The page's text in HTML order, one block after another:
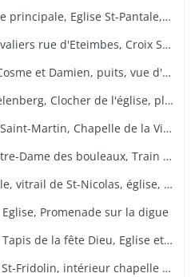
Eteimbes : vue depuis la rue principale, Eglise St-Pantale, maison alsacienne
Bretten : Eglise St-Rémy, cavaliers rue d'Eteimbes, Croix St-Eloi
Saint-Cosme : Eglise Saint-Cosme et Damien, puits, vue d'ensemble, ancien presbytère, mairie
Reiningue : Couvent de l'Oelenberg, Clocher de l'église, plan d'eau, cour de ferme
Spechbach-le-Haut : Eglise Saint-Martin, Chapelle de la Vierge, Christ du dimanche des rameaux sur l'âne, Vierge de la Pitié
Guewenheim : Chapelle Notre-Dame des bouleaux, Train de la Doller, lavoir, pierre borne, mur cimetière, Calvaire 1857 avec décorations florales
Schweighouse : vue générale, vitrail de St-Nicolas, église, la Doller
Promenade sur la digue
Burnhaupt-le-Haut : Eglise, Tapis de la fête Dieu, Eglise et école, Office de la fête Dieu
Traubach-le-Bas : Chapelle St-Fridolin, intérieur chapelle et tableau, Ecole, rue principale